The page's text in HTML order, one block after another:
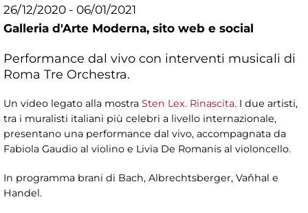
26/12/2020 - 06/01/2021
Galleria d'Arte Moderna, sito web e social
Performance dal vivo con interventi musicali di
Roma Tre Orchestra.
Un video legato alla mostra Sten Lex. Rinascita. I due artisti,
tra i muralisti italiani più celebri a livello internazionale,
presentano una performance dal vivo, accompagnata da
Fabiola Gaudio al violino e Livia De Romanis al violoncello.
In programma brani di Bach, Albrechtsberger, Vaňhal e
Handel.